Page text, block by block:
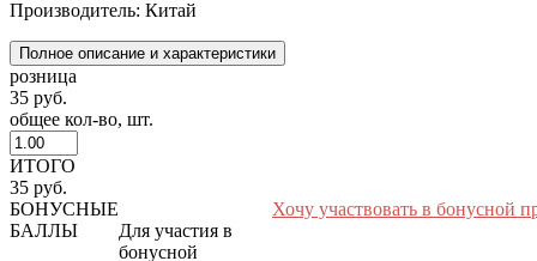
Производитель: Китай
Полное описание и характеристики
розница
35 руб.
общее кол-во, шт.
ИТОГО
35 руб.
БОНУСНЫЕ
БАЛЛЫ
Для участия в
бонусной
Хочу участвовать в бонусной